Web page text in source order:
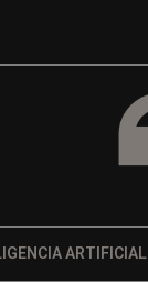
ARTIFICIAL